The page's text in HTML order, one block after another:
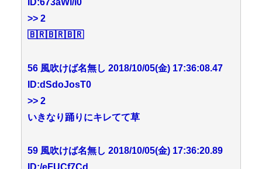
ID:673aWl/i0
>> 2
🇧🇷🇧🇷🇧🇷
56 風吹けば名無し 2018/10/05(金) 17:36:08.47
ID:dSdoJosT0
>> 2
いきなり踊りにキレてて草
59 風吹けば名無し 2018/10/05(金) 17:36:20.89
ID:/eFUCf7Cd